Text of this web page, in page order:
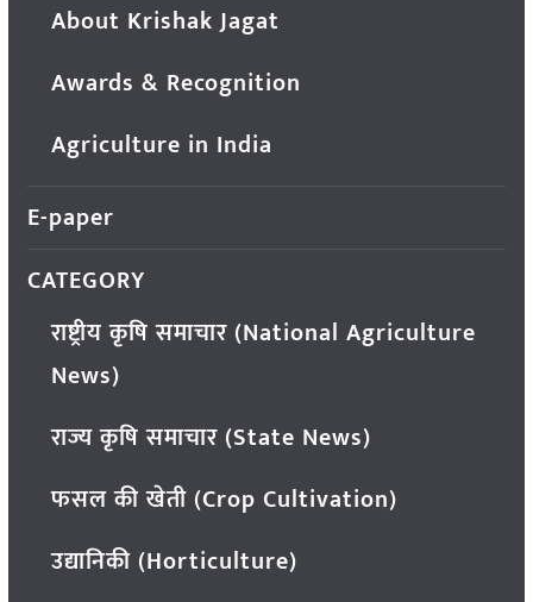
About Krishak Jagat
Awards & Recognition
Agriculture in India
E-paper
CATEGORY
राष्ट्रीय कृषि समाचार (National Agriculture
News)
राज्य कृषि समाचार (State News)
फसल की खेती (Crop Cultivation)
उद्यानिकी (Horticulture)